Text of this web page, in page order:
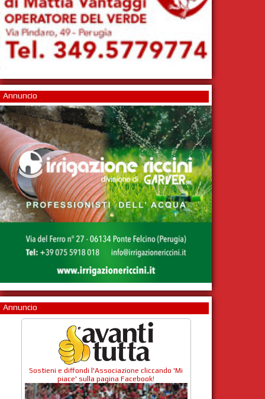
Annuncio
Annuncio
Sostieni e diffondi l'Associazione cliccando 'Mi
piace' sulla pagina Facebook!